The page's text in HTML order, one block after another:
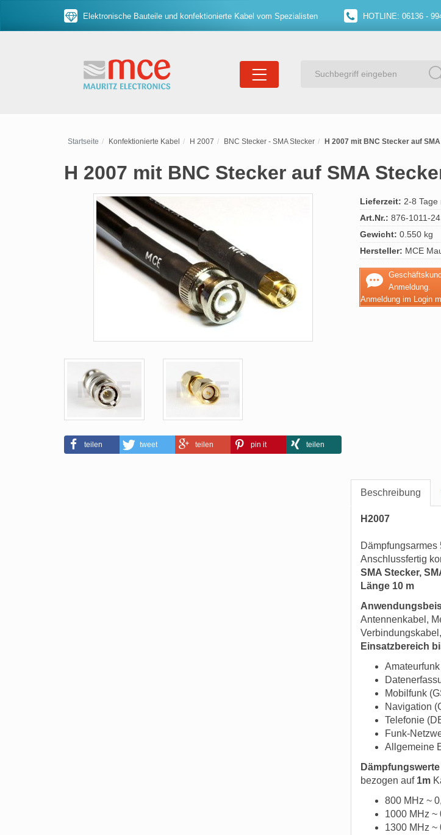
Elektronische Bauteile und konfektionierte Kabel vom Spezialisten HOTLINE: 06136 -
Startseite Konfektionierte Kabel H 2007 BNC Stecker - SMA Stecker H 2007 mit BNC Stecker auf
H 2007 mit BNC Stecker auf SMA
teilen tweet teilen pin it teilen
Lieferzeit: 2-8 Tage
Art.Nr.: 876-1011-
Gewicht: 0.550 kg
Hersteller: MCE
Anmeldung.
Anmeldung im Login
Beschreibung
H2007
Dämpfungsarmes
Anschlussfertig
SMA Stecker,
Länge 10 m
Antennenkabel,
Einsatzbereich
Mobilfunk
Navigation
Telefonie
Funk-
Allgemeine
bezogen auf 1m
800 MHz ~
1000 MHz ~
1300 MHz ~